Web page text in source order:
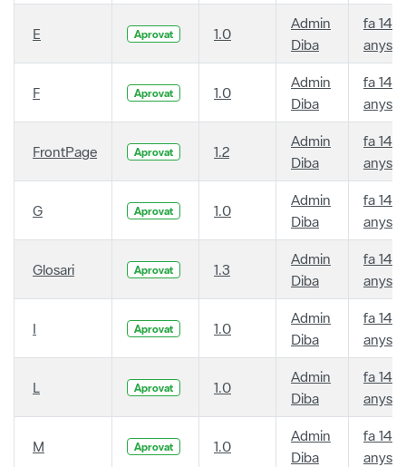
E Aprovat 1.0
Admin
Diba
fa 14
anys
F Aprovat 1.0
Admin
Diba
fa 14
anys
FrontPage Aprovat 1.2
Admin
Diba
fa 14
anys
G Aprovat 1.0
Admin
Diba
fa 14
anys
Glosari Aprovat 1.3
Admin
Diba
fa 14
anys
I Aprovat 1.0
Admin
Diba
fa 14
anys
L Aprovat 1.0
Admin
Diba
fa 14
anys
M Aprovat 1.0
Admin
Diba
fa 14
anys